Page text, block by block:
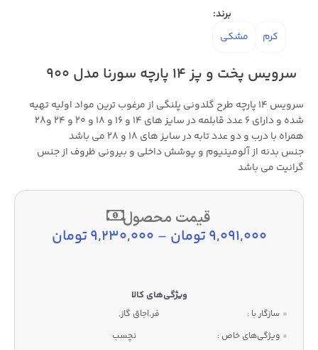
برند:
کرم
مشکی
سرویس پخت و پز ۱۴ پارچه سورنا مدل ۹۰۰
سرویس ۱۴ پارچه طرح گلدونی پلنگی از مرغوب ترین مواد اولیه تهیه
شده و دارای ۶ عدد قابلمه در سایز های ۱۴ و ۱۶ و ۱۸ و ۲۰ و ۲۴ و۲۸
همراه با درب و دو عدد تابه در سایز های ۱۸ و ۲۸ می باشد
جنس بدنه از آلومینیوم و پوشش داخلی و بیرونی ظروف از جنس
گرانیت می باشد
قیمت محصول
9,091,000تومان –
9,230,000تومان
سازگار با :
فر,اجاق گاز,
ویژگی‌های خاص :
نچسب